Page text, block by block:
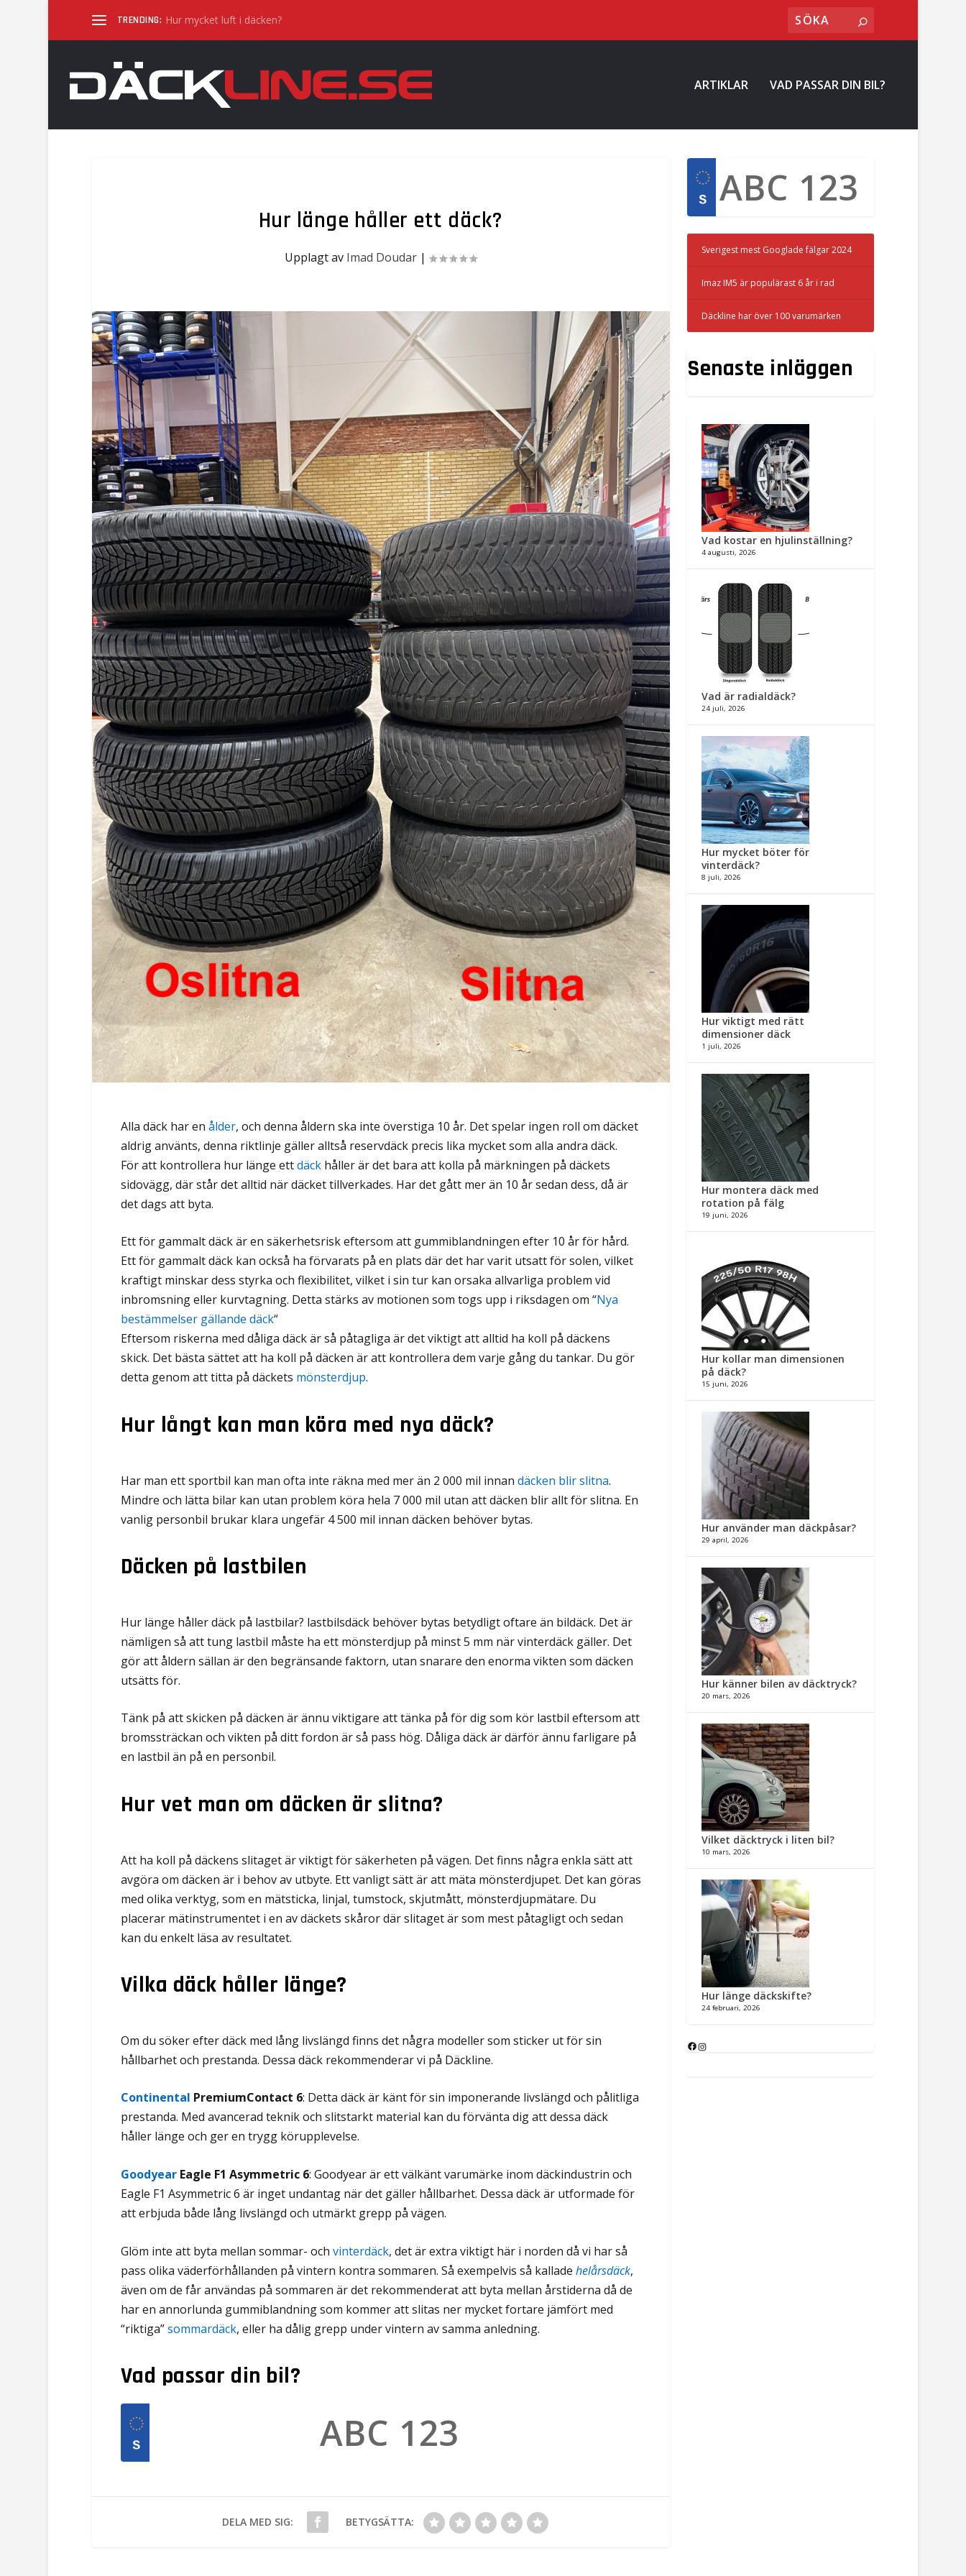
TRENDING: Hur mycket luft i däcken?
ARTIKLAR VAD PASSAR DIN BIL?
Hur länge håller ett däck?
Upplagt av Imad Doudar |
Alla däck har en ålder, och denna åldern ska inte överstiga 10 år. Det spelar ingen roll om däcket
aldrig använts, denna riktlinje gäller alltså reservdäck precis lika mycket som alla andra däck.
För att kontrollera hur länge ettdäckhåller är det bara att kolla på märkningen på däckets
sidovägg, där står det alltid när däcket tillverkades. Har det gått mer än 10 år sedan dess, då är
det dags att byta.
Ett för gammalt däck är en säkerhetsrisk eftersom att gummiblandningen efter 10 år för hård.
Ett för gammalt däck kan också ha förvarats på en plats där det har varit utsatt för solen, vilket
kraftigt minskar dess styrka och flexibilitet, vilket i sin tur kan orsaka allvarliga problem vid
inbromsning eller kurvtagning. Detta stärks av motionen som togs upp i riksdagen om “Nya
bestämmelser gällande däck“
Eftersom riskerna med dåliga däck är så påtagliga är det viktigt att alltid ha koll på däckens
skick. Det bästa sättet att ha koll på däcken är att kontrollera dem varje gång du tankar. Du gör
detta genom att titta på däckets mönsterdjup.
Hur långt kan man köra med nya däck?
Har man ett sportbil kan man ofta inte räkna med mer än 2 000 mil innan däcken blir slitna.
Mindre och lätta bilar kan utan problem köra hela 7 000 mil utan att däcken blir allt för slitna. En
vanlig personbil brukar klara ungefär 4 500 mil innan däcken behöver bytas.
Däcken på lastbilen
Hur länge håller däck på lastbilar? lastbilsdäck behöver bytas betydligt oftare än bildäck. Det är
nämligen så att tung lastbil måste ha ett mönsterdjup på minst 5 mm när vinterdäck gäller. Det
gör att åldern sällan är den begränsande faktorn, utan snarare den enorma vikten som däcken
utsätts för.
Tänk på att skicken på däcken är ännu viktigare att tänka på för dig som kör lastbil eftersom att
bromssträckan och vikten på ditt fordon är så pass hög. Dåliga däck är därför ännu farligare på
en lastbil än på en personbil.
Hur vet man om däcken är slitna?
Att ha koll på däckens slitaget är viktigt för säkerheten på vägen. Det finns några enkla sätt att
avgöra om däcken är i behov av utbyte. Ett vanligt sätt är att mäta mönsterdjupet. Det kan göras
med olika verktyg, som en mätsticka, linjal, tumstock, skjutmått, mönsterdjupmätare. Du
placerar mätinstrumentet i en av däckets skåror där slitaget är som mest påtagligt och sedan
kan du enkelt läsa av resultatet.
Vilka däck håller länge?
Om du söker efter däck med lång livslängd finns det några modeller som sticker ut för sin
hållbarhet och prestanda. Dessa däck rekommenderar vi på Däckline.
Continental PremiumContact 6: Detta däck är känt för sin imponerande livslängd och pålitliga
prestanda. Med avancerad teknik och slitstarkt material kan du förvänta dig att dessa däck
håller länge och ger en trygg körupplevelse.
GoodyearEagle F1 Asymmetric 6: Goodyear är ett välkänt varumärke inom däckindustrin och
Eagle F1 Asymmetric 6 är inget undantag när det gäller hållbarhet. Dessa däck är utformade för
att erbjuda både lång livslängd och utmärkt grepp på vägen.
Glöm inte att byta mellan sommar- och vinterdäck, det är extra viktigt här i norden då vi har så
pass olika väderförhållanden på vintern kontra sommaren. Så exempelvis så kallade helårsdäck,
även om de får användas på sommaren är det rekommenderat att byta mellan årstiderna då de
har en annorlunda gummiblandning som kommer att slitas ner mycket fortare jämfört med
“riktiga”sommardäck, eller ha dålig grepp under vintern av samma anledning.
Vad passar din bil?
DELA MED SIG: BETYGSÄTTA:
Sverigest mest Googlade fälgar 2024
Imaz IM5 är populärast 6 år i rad
Däckline har över 100 varumärken
Senaste inläggen
Vad kostar en hjulinställning?
4 augusti, 2026
Vad är radialdäck?
24 juli, 2026
Hur mycket böter för
vinterdäck?
8 juli, 2026
Hur viktigt med rätt
dimensioner däck​
1 juli, 2026
Hur montera däck med
rotation på fälg​
19 juni, 2026
Hur kollar man dimensionen
på däck?
15 juni, 2026
Hur använder man däckpåsar?
29 april, 2026
Hur känner bilen av däcktryck?
20 mars, 2026
Vilket däcktryck i liten bil?
10 mars, 2026
Hur länge däckskifte?
24 februari, 2026